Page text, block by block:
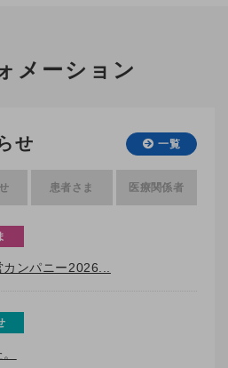
メーション
せ 一覧
患者さま 医療関係者
ンパニー2026...